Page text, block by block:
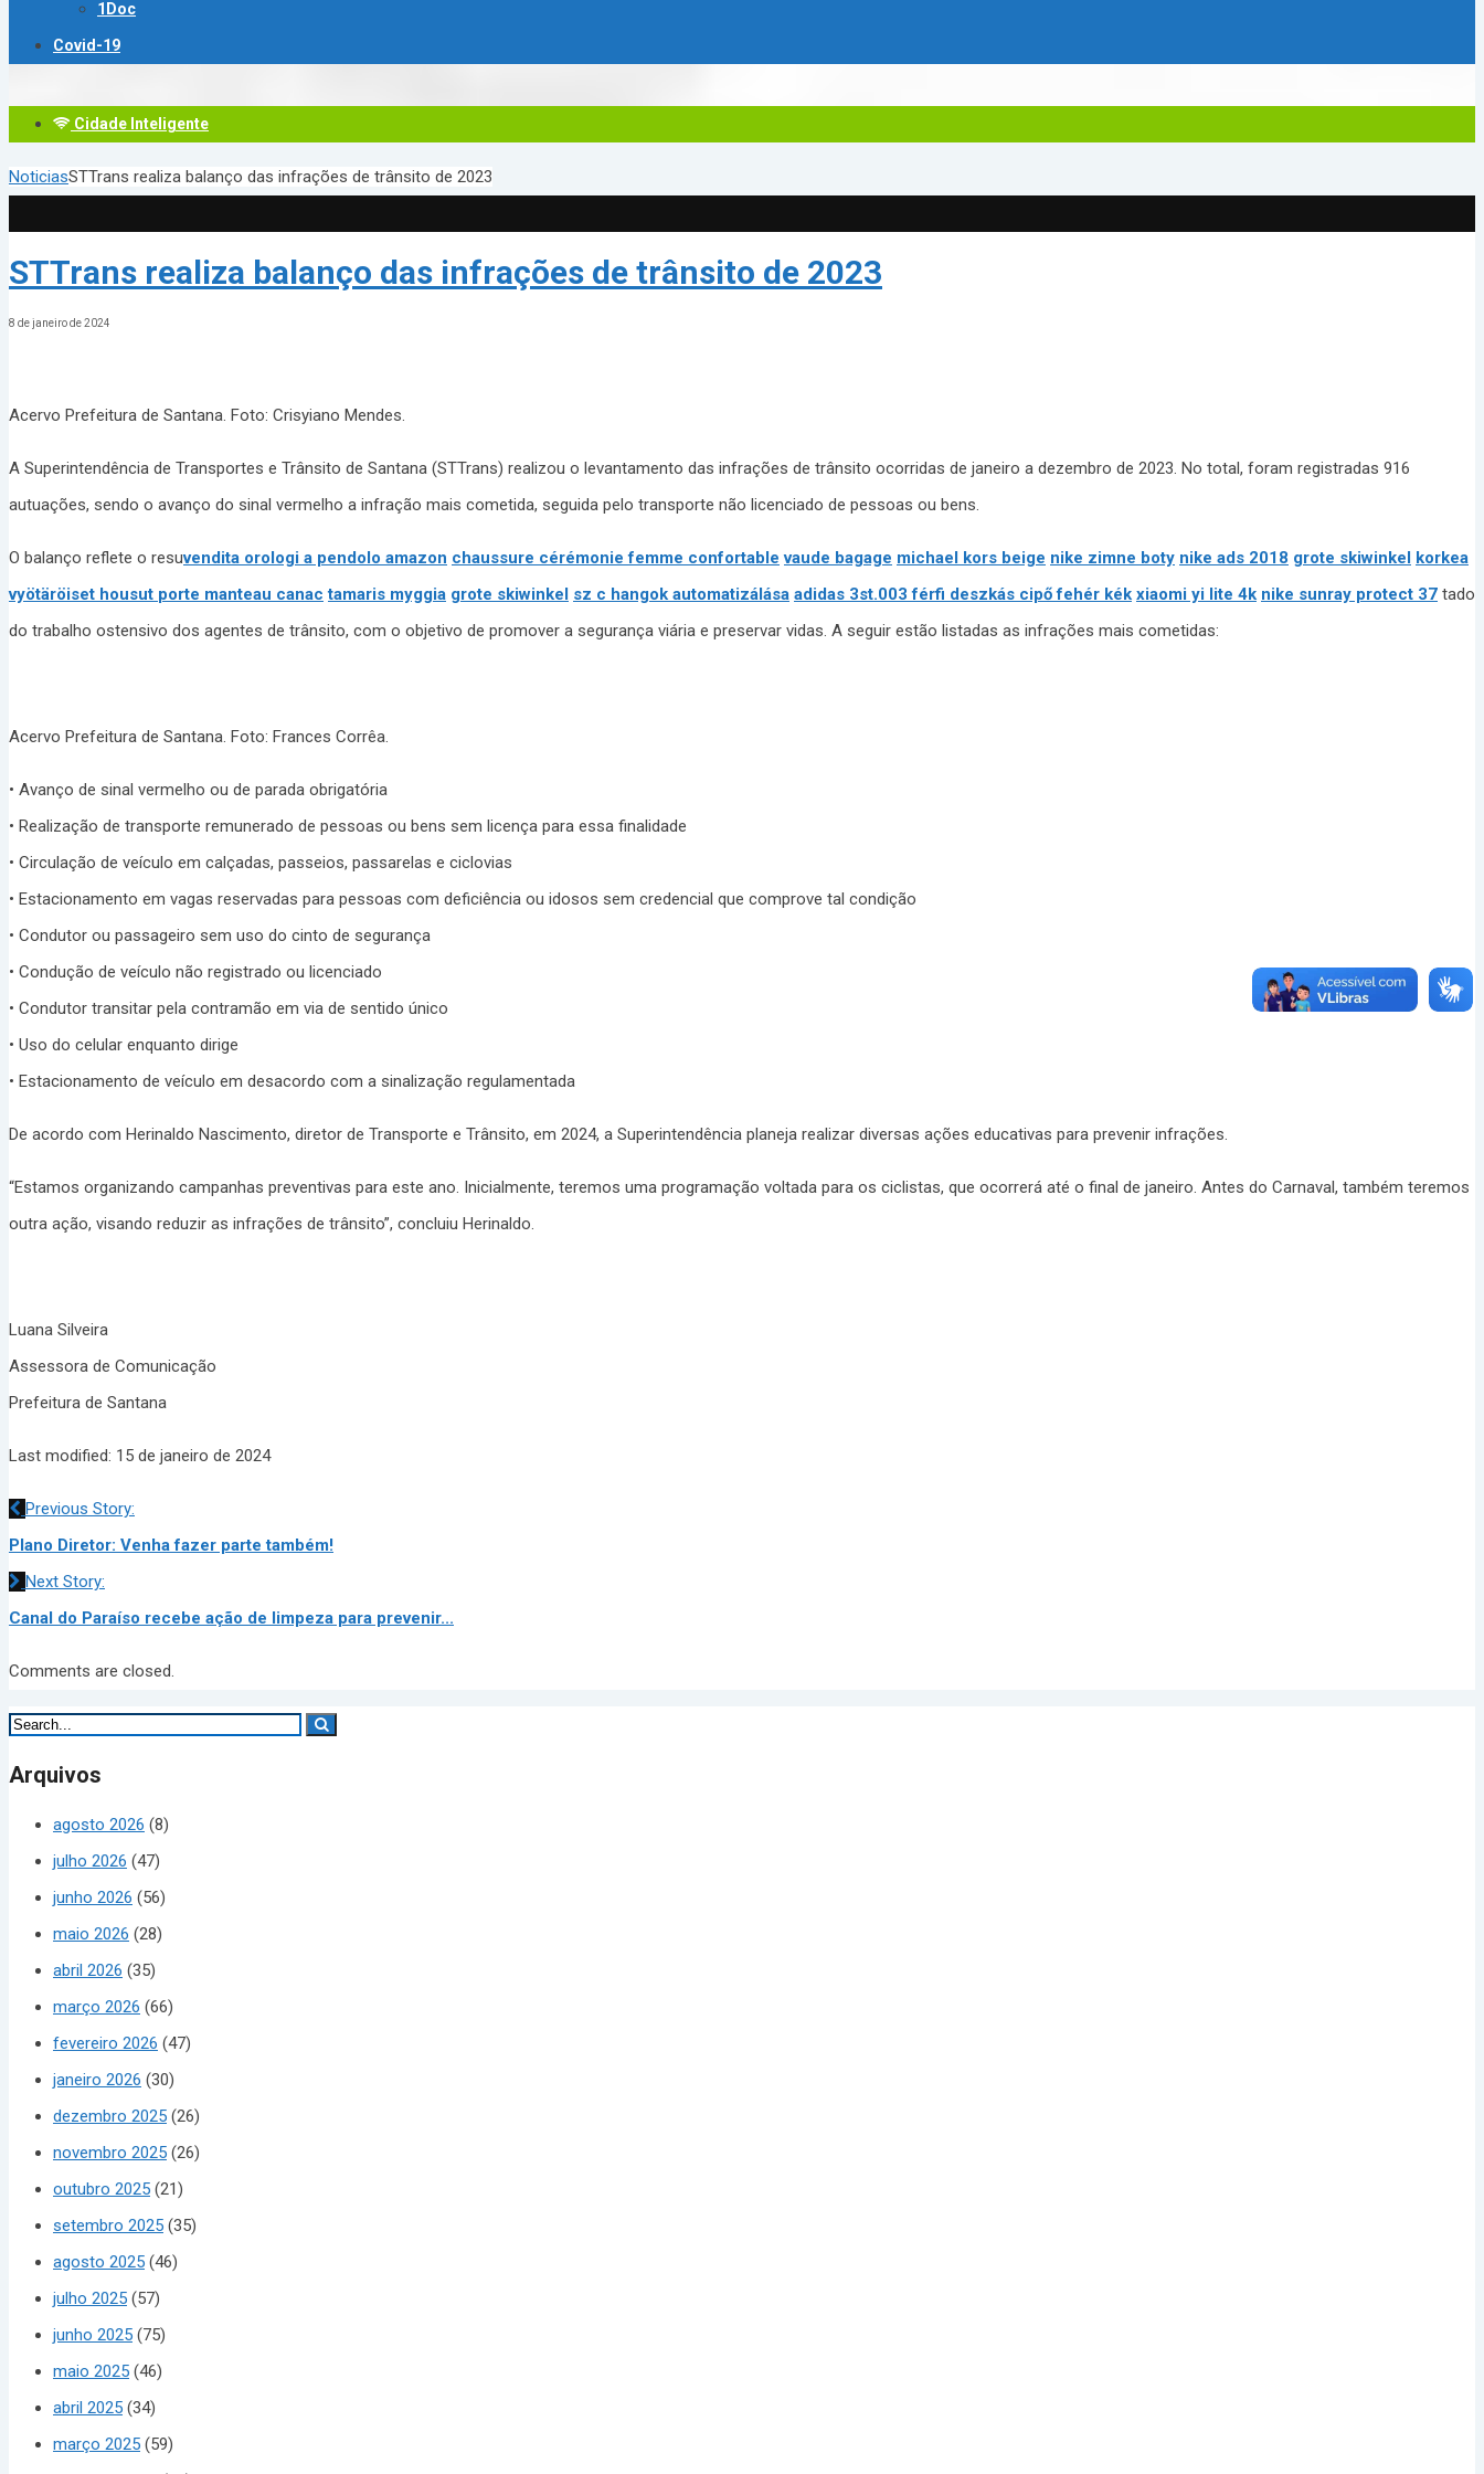
1Doc
Covid-19
Cidade Inteligente
NoticiasSTTrans realiza balanço das infrações de trânsito de 2023
STTrans realiza balanço das infrações de trânsito de 2023
8 de janeiro de 2024
Acervo Prefeitura de Santana. Foto: Crisyiano Mendes.
A Superintendência de Transportes e Trânsito de Santana (STTrans) realizou o levantamento das infrações de trânsito ocorridas de janeiro a dezembro de 2023. No total, foram registradas 916
autuações, sendo o avanço do sinal vermelho a infração mais cometida, seguida pelo transporte não licenciado de pessoas ou bens.
O balanço reflete o resuvendita orologi a pendolo amazon chaussure cérémonie femme confortable vaude bagage michael kors beige nike zimne boty nike ads 2018 grote skiwinkel
korkea
vyötäröiset housut porte manteau canac tamaris myggia grote skiwinkel sz c hangok automatizálása adidas 3st.003 férfi deszkás cipő fehér kék xiaomi yi lite 4k nike sunray protect 37 tado
do trabalho ostensivo dos agentes de trânsito, com o objetivo de promover a segurança viária e preservar vidas. A seguir estão listadas as infrações mais cometidas:
Acervo Prefeitura de Santana. Foto: Frances Corrêa.
• Avanço de sinal vermelho ou de parada obrigatória
• Realização de transporte remunerado de pessoas ou bens sem licença para essa finalidade
• Circulação de veículo em calçadas, passeios, passarelas e ciclovias
• Estacionamento em vagas reservadas para pessoas com deficiência ou idosos sem credencial que comprove tal condição
• Condutor ou passageiro sem uso do cinto de segurança
• Condução de veículo não registrado ou licenciado
• Condutor transitar pela contramão em via de sentido único
• Uso do celular enquanto dirige
• Estacionamento de veículo em desacordo com a sinalização regulamentada
De acordo com Herinaldo Nascimento, diretor de Transporte e Trânsito, em 2024, a Superintendência planeja realizar diversas ações educativas para prevenir infrações.
“Estamos organizando campanhas preventivas para este ano. Inicialmente, teremos uma programação voltada para os ciclistas, que ocorrerá até o final de janeiro. Antes do Carnaval, também teremos
outra ação, visando reduzir as infrações de trânsito”, concluiu Herinaldo.
Luana Silveira
Assessora de Comunicação
Prefeitura de Santana
Last modified: 15 de janeiro de 2024
Previous Story:
Plano Diretor: Venha fazer parte também!
Next Story:
Canal do Paraíso recebe ação de limpeza para prevenir...
Comments are closed.
Arquivos
agosto 2026 (8)
julho 2026 (47)
junho 2026 (56)
maio 2026 (28)
abril 2026 (35)
março 2026 (66)
fevereiro 2026 (47)
janeiro 2026 (30)
dezembro 2025 (26)
novembro 2025 (26)
outubro 2025 (21)
setembro 2025 (35)
agosto 2025 (46)
julho 2025 (57)
junho 2025 (75)
maio 2025 (46)
abril 2025 (34)
março 2025 (59)